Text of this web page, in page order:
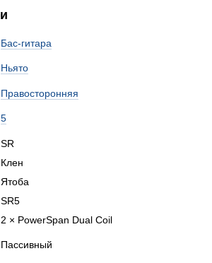
Бас-гитара
Ньято
Правосторонняя
5
SR
Клен
Ятоба
SR5
2 × PowerSpan Dual Coil
Пассивный